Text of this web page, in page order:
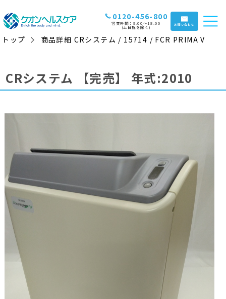
0120-456-800
営業時間：9:00〜18:00
(土日祝を除く) お問い合わせ
トップ 商品詳細 CRシステム / 15714 / FCR PRIMA V
CRシステム 【完売】 年式:2010